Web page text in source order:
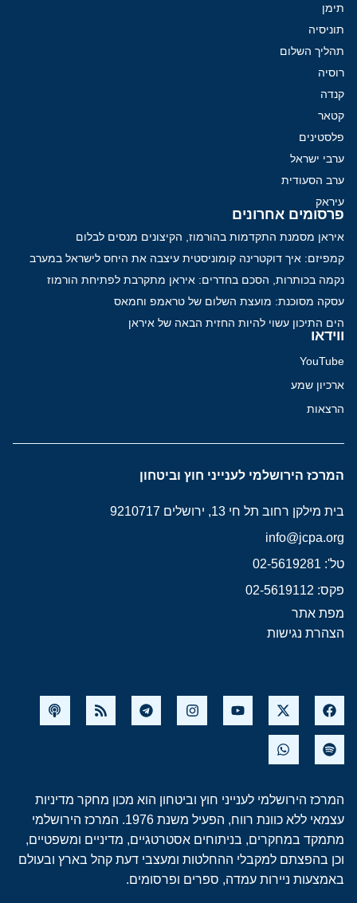
תימן
תוניסיה
תהליך השלום
רוסיה
קנדה
קטאר
פלסטינים
ערבי ישראל
ערב הסעודית
עיראק
פרסומים אחרונים
איראן מסמנת התקדמות בהורמוז, הקיצונים מנסים לבלום
קמפיזם: איך דוקטרינה קומוניסטית עיצבה את היחס לישראל במערב
נקמה בכותרות, הסכם בחדרים: איראן מתקרבת לפתיחת הורמוז
עסקה מסוכנת: מועצת השלום של טראמפ וחמאס
הים התיכון עשוי להיות החזית הבאה של איראן
ווידאו
YouTube
ארכיון שמע
הרצאות
המרכז הירושלמי לענייני חוץ וביטחון
בית מילקן רחוב תל חי 13, ירושלים 9210717
info@jcpa.org
טל': 02-5619281
פקס: 02-5619112
מפת אתר
הצהרת נגישות
המרכז הירושלמי לענייני חוץ וביטחון הוא מכון מחקר מדיניות
עצמאי ללא כוונת רווח, הפעיל משנת 1976. המרכז הירושלמי
מתמקד במחקרים, בניתוחים אסטרטגיים, מדיניים ומשפטיים,
וכן בהפצתם למקבלי ההחלטות ומעצבי דעת קהל בארץ ובעולם
באמצעות ניירות עמדה, ספרים ופרסומים.